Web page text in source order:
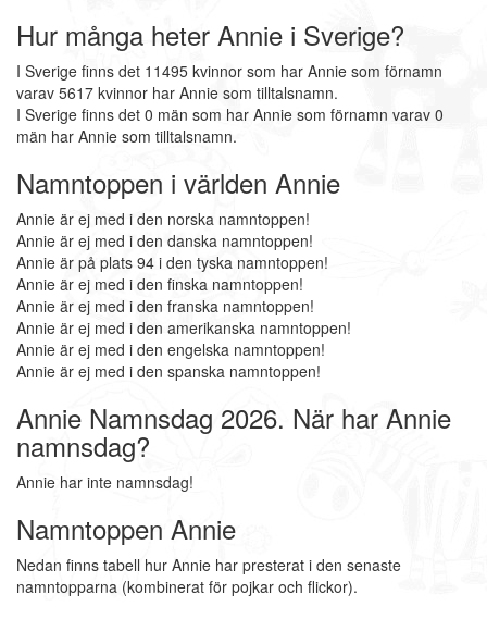
Hur många heter Annie i Sverige?
I Sverige finns det 11495 kvinnor som har Annie som förnamn
varav 5617 kvinnor har Annie som tilltalsnamn.
I Sverige finns det 0 män som har Annie som förnamn varav 0
män har Annie som tilltalsnamn.
Namntoppen i världen Annie
Annie är ej med i den norska namntoppen!
Annie är ej med i den danska namntoppen!
Annie är på plats 94 i den tyska namntoppen!
Annie är ej med i den finska namntoppen!
Annie är ej med i den franska namntoppen!
Annie är ej med i den amerikanska namntoppen!
Annie är ej med i den engelska namntoppen!
Annie är ej med i den spanska namntoppen!
Annie Namnsdag 2026. När har Annie
namnsdag?
Annie har inte namnsdag!
Namntoppen Annie
Nedan finns tabell hur Annie har presterat i den senaste
namntopparna (kombinerat för pojkar och flickor).